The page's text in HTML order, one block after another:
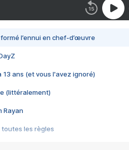
l’ennui en chef-d’œuvre
13 ans (et vous l'avez ignoré)
(littéralement)
Rayan
toutes les règles